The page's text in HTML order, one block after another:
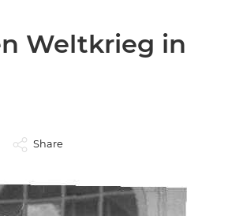
Weltkrieg in
Share